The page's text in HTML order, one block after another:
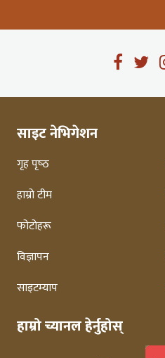
साइट नेभिगेशन
गृह पृष्‍ठ
हाम्रो टीम
फोटोहरू
विज्ञापन
साइटम्याप
हाम्रो च्यानल हेर्नुहोस्